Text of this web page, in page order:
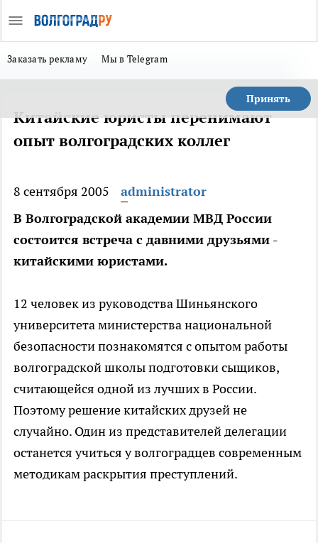
Заказать рекламу Мы в Telegram
Принять
Китайские юристы перенимают
опыт волгоградских коллег
8 сентября 2005
administrator
В Волгоградской академии МВД России
состоится встреча с давними друзьями -
китайскими юристами.
12 человек из руководства Шиньянского
университета министерства национальной
безопасности познакомятся с опытом работы
волгоградской школы подготовки сыщиков,
считающейся одной из лучших в России.
Поэтому решение китайских друзей не
случайно. Один из представителей делегации
останется учиться у волгоградцев современным
методикам раскрытия преступлений.